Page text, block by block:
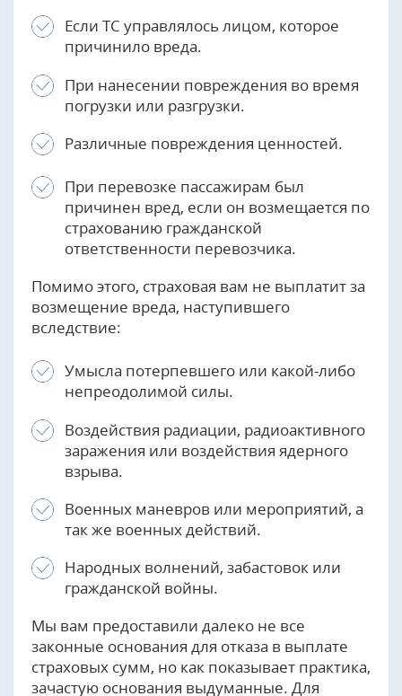
Если ТС управлялось лицом, которое
причинило вреда.
При нанесении повреждения во время
погрузки или разгрузки.
Различные повреждения ценностей.
При перевозке пассажирам был
причинен вред, если он возмещается по
страхованию гражданской
ответственности перевозчика.
Помимо этого, страховая вам не выплатит за
возмещение вреда, наступившего
вследствие:
Умысла потерпевшего или какой-либо
непреодолимой силы.
Воздействия радиации, радиоактивного
заражения или воздействия ядерного
взрыва.
Военных маневров или мероприятий, а
так же военных действий.
Народных волнений, забастовок или
гражданской войны.
Мы вам предоставили далеко не все
законные основания для отказа в выплате
страховых сумм, но как показывает практика,
зачастую основания выдуманные. Для